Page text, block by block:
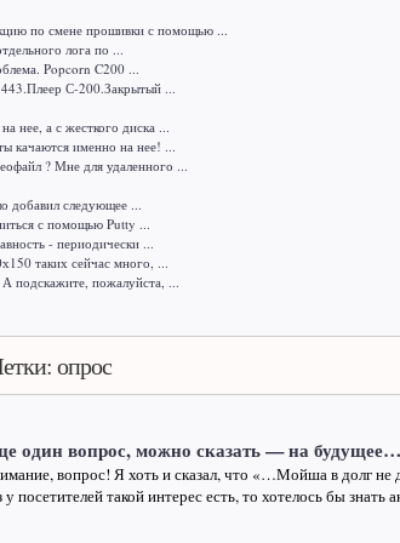
по смене прошивки с помощью ...
лога по ...
Popcorn C200 ...
С-200.Закрытый ...
нее, а с жесткого диска ...
качаются именно на нее! ...
? Мне для удаленного ...
добавил следующее ...
с помощью Putty ...
- периодически ...
таких сейчас много, ...
подскажите, пожалуйста, ...
опрос
один вопрос, можно сказать — на будущее…
вопрос! Я хоть и сказал, что «…Мойша в долг не
у посетителей такой интерес есть, то хотелось бы знать